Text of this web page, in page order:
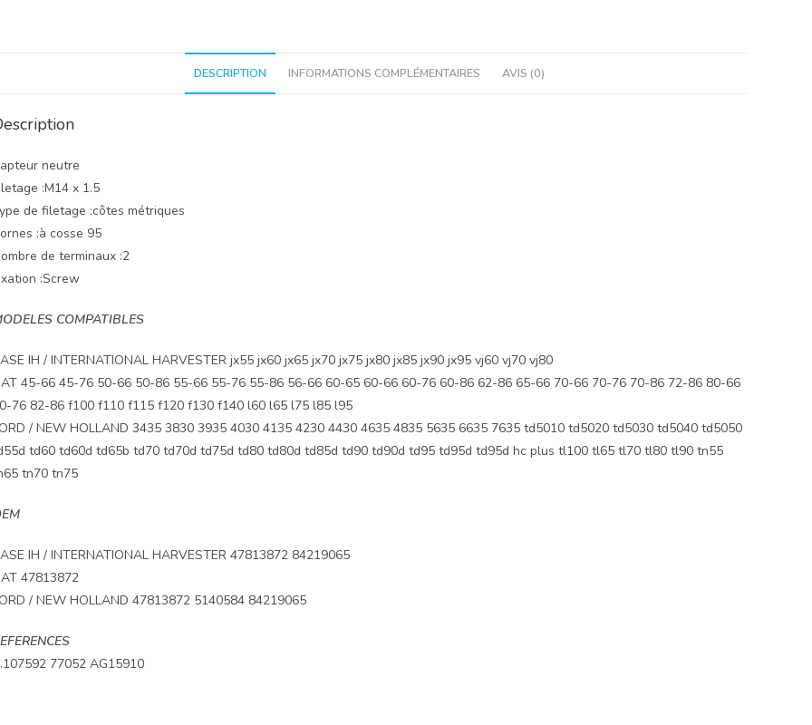
DESCRIPTION INFORMATIONS COMPLÉMENTAIRES AVIS (0)
neutre
:M14 x 1.5
de filetage :côtes métriques
:à cosse 95
de terminaux :2
:Screw
COMPATIBLES
IH / INTERNATIONAL HARVESTER jx55 jx60 jx65 jx70 jx75 jx80 jx85 jx90 jx95 vj60 vj70 vj80
45-66 45-76 50-66 50-86 55-66 55-76 55-86 56-66 60-65 60-66 60-76 60-86 62-86 65-66 70-66 70-76 70-86 72-86 80-66
76 82-86 f100 f110 f115 f120 f130 f140 l60 l65 l75 l85 l95
/ NEW HOLLAND 3435 3830 3935 4030 4135 4230 4430 4635 4835 5635 6635 7635 td5010 td5020 td5030 td5040 td5050
td60 td60d td65b td70 td70d td75d td80 td80d td85d td90 td90d td95 td95d td95d hc plus tl100 tl65 tl70 tl80 tl90 tn55
tn70 tn75
IH / INTERNATIONAL HARVESTER 47813872 84219065
47813872
/ NEW HOLLAND 47813872 5140584 84219065
77052 AG15910